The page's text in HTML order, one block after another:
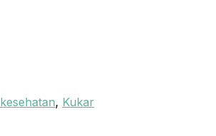
kesehatan, Kukar